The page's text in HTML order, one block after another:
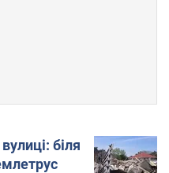
біля